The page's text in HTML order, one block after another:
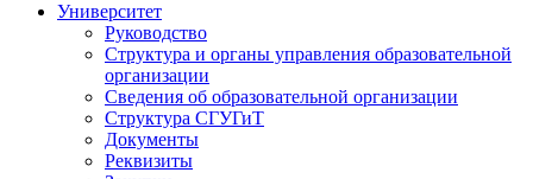
Университет
Руководство
Структура и органы управления образовательной
организации
Сведения об образовательной организации
Структура СГУГиТ
Документы
Реквизиты